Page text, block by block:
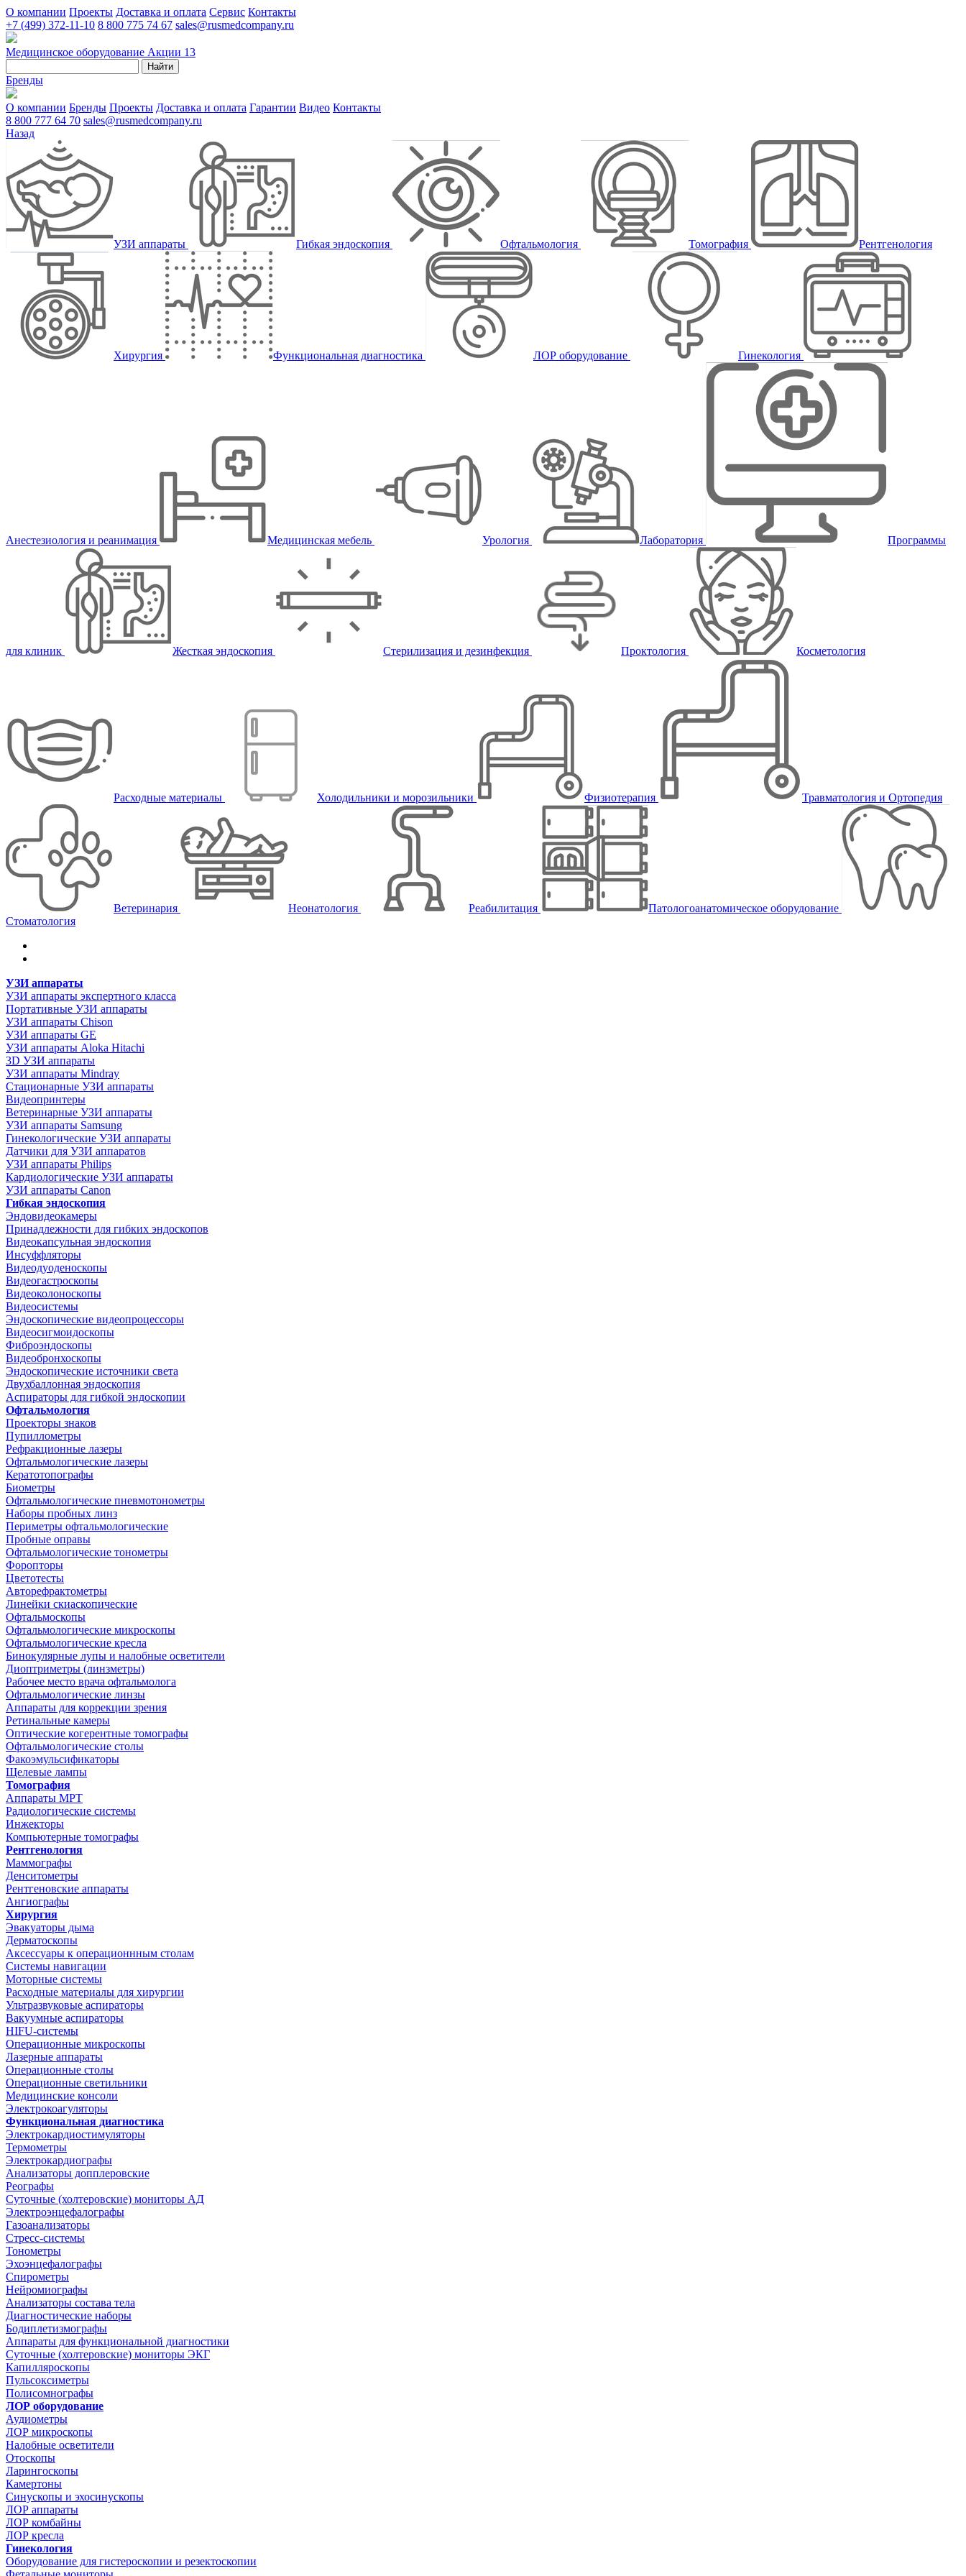
О компании Проекты Доставка и оплата Сервис Контакты
+7 (499) 372-11-10 8 800 775 74 67 sales@rusmedcompany.ru
Медицинское оборудование Акции 13
Найти
Бренды
О компании Бренды Проекты Доставка и оплата Гарантии Видео Контакты
8 800 777 64 70 sales@rusmedcompany.ru
Назад
УЗИ аппараты Гибкая эндоскопия Офтальмология Томография Рентгенология
Хирургия Функциональная диагностика ЛОР оборудование Гинекология
Анестезиология и реанимация Медицинская мебель Урология Лаборатория Программы
для клиник Жесткая эндоскопия Стерилизация и дезинфекция Проктология Косметология
Расходные материалы Холодильники и морозильники Физиотерапия Травматология и Ортопедия
Ветеринария Неонатология Реабилитация
Патологоанатомическое оборудование
Стоматология
УЗИ аппараты
УЗИ аппараты экспертного класса
Портативные УЗИ аппараты
УЗИ аппараты Chison
УЗИ аппараты GE
УЗИ аппараты Aloka Hitachi
3D УЗИ аппараты
УЗИ аппараты Mindray
Стационарные УЗИ аппараты
Видеопринтеры
Ветеринарные УЗИ аппараты
УЗИ аппараты Samsung
Гинекологические УЗИ аппараты
Датчики для УЗИ аппаратов
УЗИ аппараты Philips
Кардиологические УЗИ аппараты
УЗИ аппараты Canon
Гибкая эндоскопия
Эндовидеокамеры
Принадлежности для гибких эндоскопов
Видеокапсульная эндоскопия
Инсуффляторы
Видеодуоденоскопы
Видеогастроскопы
Видеоколоноскопы
Видеосистемы
Эндоскопические видеопроцессоры
Видеосигмоидоскопы
Фиброэндоскопы
Видеобронхоскопы
Эндоскопические источники света
Двухбаллонная эндоскопия
Аспираторы для гибкой эндоскопии
Офтальмология
Проекторы знаков
Пупиллометры
Рефракционные лазеры
Офтальмологические лазеры
Кератотопографы
Биометры
Офтальмологические пневмотонометры
Наборы пробных линз
Периметры офтальмологические
Пробные оправы
Офтальмологические тонометры
Форопторы
Цветотесты
Авторефрактометры
Линейки скиаскопические
Офтальмоскопы
Офтальмологические микроскопы
Офтальмологические кресла
Бинокулярные лупы и налобные осветители
Диоптриметры (линзметры)
Рабочее место врача офтальмолога
Офтальмологические линзы
Аппараты для коррекции зрения
Ретинальные камеры
Оптические когерентные томографы
Офтальмологические столы
Факоэмульсификаторы
Щелевые лампы
Томография
Аппараты МРТ
Радиологические системы
Инжекторы
Компьютерные томографы
Рентгенология
Маммографы
Денситометры
Рентгеновские аппараты
Ангиографы
Хирургия
Эвакуаторы дыма
Дерматоскопы
Аксессуары к операционнным столам
Системы навигации
Моторные системы
Расходные материалы для хирургии
Ультразвуковые аспираторы
Вакуумные аспираторы
HIFU-системы
Операционные микроскопы
Лазерные аппараты
Операционные столы
Операционные светильники
Медицинские консоли
Электрокоагуляторы
Функциональная диагностика
Электрокардиостимуляторы
Термометры
Электрокардиографы
Анализаторы допплеровские
Реографы
Суточные (холтеровские) мониторы АД
Электроэнцефалографы
Газоанализаторы
Стресс-системы
Тонометры
Эхоэнцефалографы
Спирометры
Нейромиографы
Анализаторы состава тела
Диагностические наборы
Бодиплетизмографы
Аппараты для функциональной диагностики
Суточные (холтеровские) мониторы ЭКГ
Капилляроскопы
Пульсоксиметры
Полисомнографы
ЛОР оборудование
Аудиометры
ЛОР микроскопы
Налобные осветители
Отоскопы
Ларингоскопы
Камертоны
Синускопы и эхосинускопы
ЛОР аппараты
ЛОР комбайны
ЛОР кресла
Гинекология
Оборудование для гистероскопии и резектоскопии